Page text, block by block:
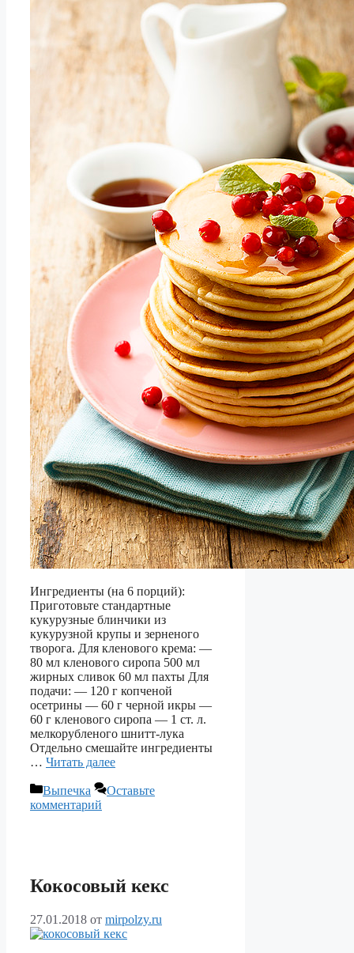
Ингредиенты (на 6 порций):
Приготовьте стандартные
кукурузные блинчики из
кукурузной крупы и зерненого
творога. Для кленового крема: —
80 мл кленового сиропа 500 мл
жирных сливок 60 мл пахты Для
подачи: — 120 г копченой
осетрины — 60 г черной икры —
60 г кленового сиропа — 1 ст. л.
мелкорубленого шнитт-лука
Отдельно смешайте ингредиенты
… Читать далее
Рубрики
Выпечка
Оставьте
комментарий
Кокосовый кекс
27.01.2018 от mirpolzy.ru